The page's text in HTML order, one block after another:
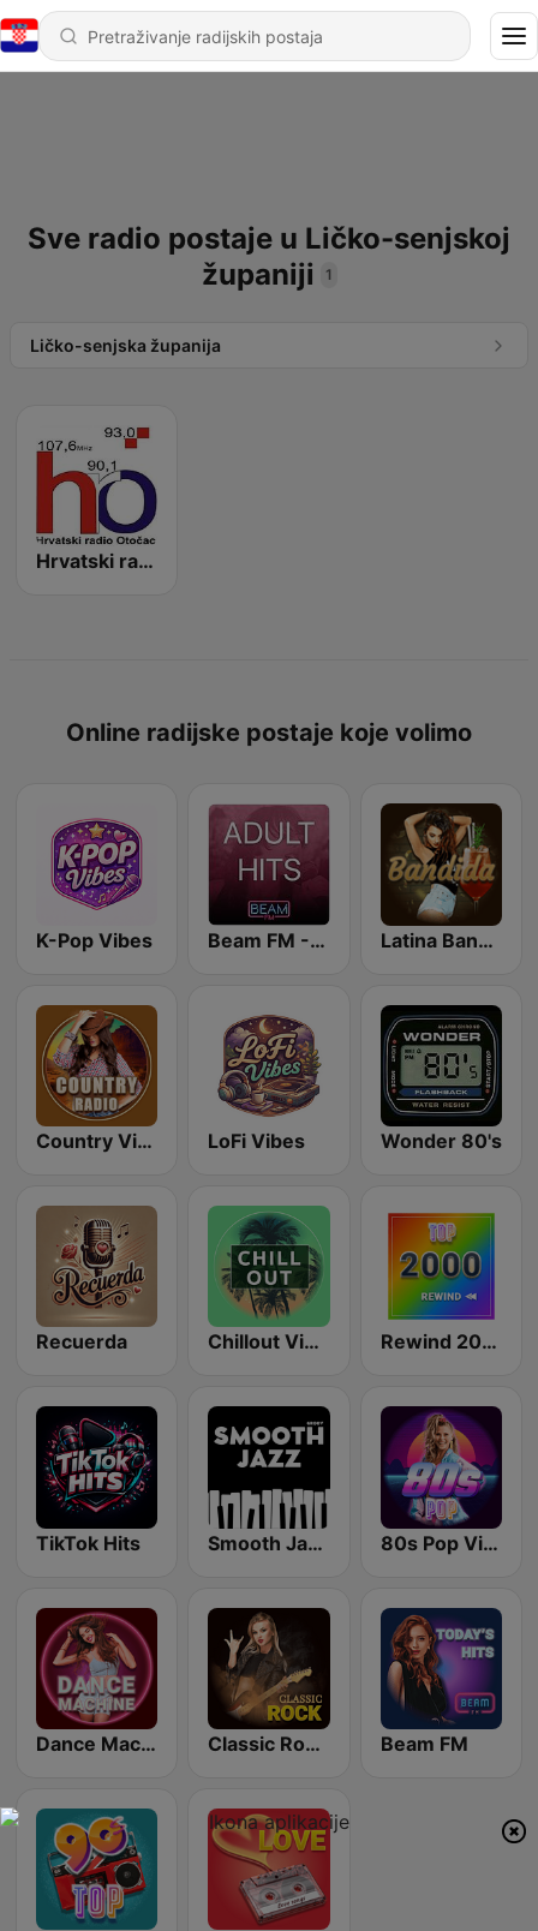
Sve radio postaje u Ličko-senjskoj
županiji
1
Ličko-senjska županija
Hrvatski radio Otočac
Online radijske postaje koje volimo
K-Pop Vibes Beam FM - Adult Hits Latina Bandida!
Country Vibes LoFi Vibes Wonder 80's
Recuerda Chillout Vibes Rewind 2000's
TikTok Hits Smooth Jazz - Groov 80s Pop Vibes
Dance Machine Classic Rock Station Beam FM